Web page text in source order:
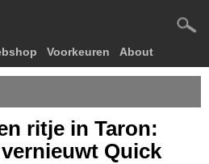
Voorkeuren About
ritje in Taron:
Quick